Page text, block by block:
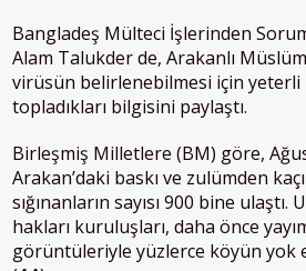
Bangladeş Mülteci İşlerinden
Alam Talukder de, Arakanlı
virüsün belirlenebilmesi için
topladıkları bilgisini paylaştı.
Birleşmiş Milletlere (BM) göre,
Arakan’daki baskı ve zulümden
sığınanların sayısı 900 bine ulaştı.
hakları kuruluşları, daha önce
görüntüleriyle yüzlerce köyün yok